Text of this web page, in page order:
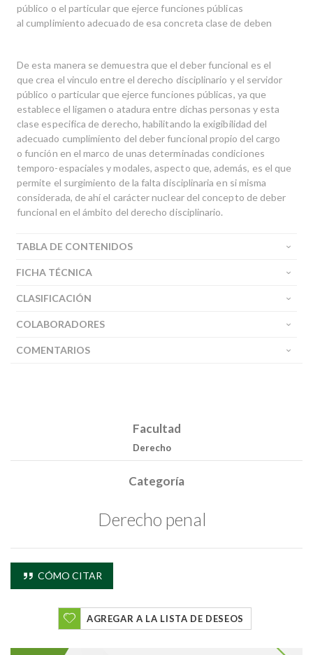
público o el particular que ejerce funciones públicas
al cumplimiento adecuado de esa concreta clase de deben
De esta manera se demuestra que el deber funcional es el
que crea el vinculo entre el derecho disciplinario y el servidor
público o particular que ejerce funciones públicas, ya que
establece el ligamen o atadura entre dichas personas y esta
clase especifica de derecho, habilitando la exigibilidad del
adecuado cumplimiento del deber funcional propio del cargo
o función en el marco de unas determinadas condiciones
temporo-espaciales y modales, aspecto que, además, es el que
permite el surgimiento de la falta disciplinaria en si misma
considerada, de ahí el carácter nuclear del concepto de deber
funcional en el ámbito del derecho disciplinario.
TABLA DE CONTENIDOS
FICHA TÉCNICA
CLASIFICACIÓN
COLABORADORES
COMENTARIOS
Facultad
Derecho
Categoría
Derecho penal
CÓMO CITAR
AGREGAR A LA LISTA DE DESEOS